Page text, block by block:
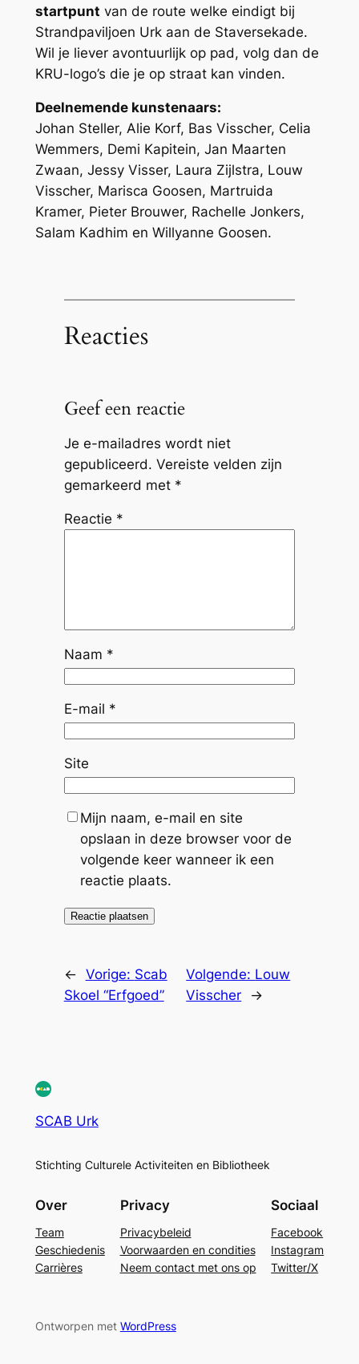
startpunt van de route welke eindigt bij
Strandpaviljoen Urk aan de Staversekade.
Wil je liever avontuurlijk op pad, volg dan de
KRU-logo’s die je op straat kan vinden.
Deelnemende kunstenaars:
Johan Steller, Alie Korf, Bas Visscher, Celia
Wemmers, Demi Kapitein, Jan Maarten
Zwaan, Jessy Visser, Laura Zijlstra, Louw
Visscher, Marisca Goosen, Martruida
Kramer, Pieter Brouwer, Rachelle Jonkers,
Salam Kadhim en Willyanne Goosen.
Reacties
Geef een reactie
Je e-mailadres wordt niet
gepubliceerd. Vereiste velden zijn
gemarkeerd met *
Reactie *
Naam *
E-mail *
Site
Mijn naam, e-mail en site
opslaan in deze browser voor de
volgende keer wanneer ik een
reactie plaats.
← Vorige: Scab
Skoel “Erfgoed”
Volgende: Louw
Visscher
→
SCAB Urk
Stichting Culturele Activiteiten en Bibliotheek
Over
Team
Geschiedenis
Carrières
Privacy
Privacybeleid
Voorwaarden en condities
Neem contact met ons op
Sociaal
Facebook
Instagram
Twitter/X
Ontworpen met WordPress